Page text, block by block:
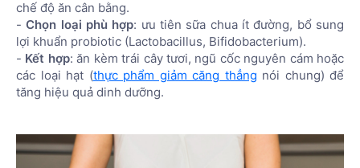
chế độ ăn cân bằng.
-Chọn loại phù hợp: ưu tiên sữa chua ít đường, bổ sung
lợi khuẩn probiotic (Lactobacillus, Bifidobacterium).
- Kết hợp: ăn kèm trái cây tươi, ngũ cốc nguyên cám hoặc
các loại hạt (thực phẩm giảm căng thẳng nói chung) để
tăng hiệu quả dinh dưỡng.